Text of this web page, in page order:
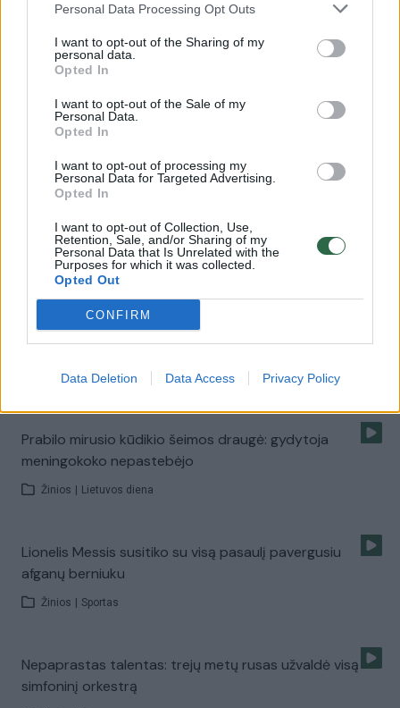
Personal Data Processing Opt Outs
I want to opt-out of the Sharing of my
personal data.
Opted In
I want to opt-out of the Sale of my
Personal Data.
Opted In
I want to opt-out of processing my
Personal Data for Targeted Advertising.
Opted In
I want to opt-out of Collection, Use,
Retention, Sale, and/or Sharing of my
Personal Data that Is Unrelated with the
Purposes for which it was collected.
Opted Out
CONFIRM
Data Deletion Data Access Privacy Policy
Medikas: niekas nekvietė pagalbos tol, kol berniukui
Žinios | Lietuvos diena
Kėdainiuose patėvio žiauriai sumuštas berniukas mirė
areną
Žinios | Sportas
Abejojama, ar medikai padarė viską, kad išgelbėtų
meningokoku sergantį vaiką
Žinios | Lietuvos diena
Prabilo mirusio kūdikio šeimos draugė: gydytoja
meningokoko nepastebėjo
Žinios Lietuvos diena
Lionelis Messis susitiko su visą pasaulį pavergusiu
afganų berniuku
Žinios Sportas
Nepaprastas talentas: trejų metų rusas užvaldė visą
simfoninį orkestrą